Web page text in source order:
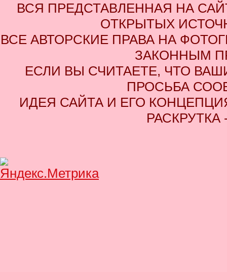
ВСЯ ПРЕДСТАВЛЕННАЯ НА
ОТКРЫТЫХ
ВСЕ АВТОРСКИЕ ПРАВА НА
ЗАКОННЫМ
ЕСЛИ ВЫ СЧИТАЕТЕ, ЧТО
ПРОСЬБА
ИДЕЯ САЙТА И ЕГО
РАСКРУТКА